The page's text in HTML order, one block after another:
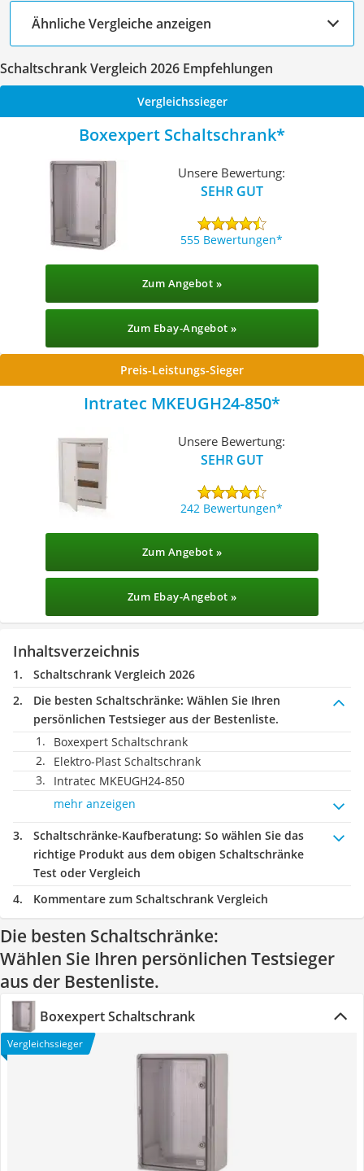
Ähnliche Vergleiche anzeigen
Schaltschrank Vergleich 2026 Empfehlungen
Vergleichssieger
Boxexpert Schaltschrank
Unsere Bewertung:
SEHR GUT
555 Bewertungen
Zum Angebot »
Zum Ebay-Angebot »
Preis-Leistungs-Sieger
Intratec MKEUGH24-850
Unsere Bewertung:
SEHR GUT
242 Bewertungen
Zum Angebot »
Zum Ebay-Angebot »
Inhaltsverzeichnis
Schaltschrank Vergleich 2026
Die besten Schaltschränke: Wählen Sie Ihren
persönlichen Testsieger aus der Bestenliste.
Boxexpert Schaltschrank
Elektro-Plast Schaltschrank
Intratec MKEUGH24-850
mehr anzeigen
Schaltschränke-Kaufberatung: So wählen Sie das
richtige Produkt aus dem obigen Schaltschränke
Test oder Vergleich
Kommentare zum Schaltschrank Vergleich
Die besten Schaltschränke:
Wählen Sie Ihren persönlichen Testsieger
aus der Bestenliste.
Boxexpert Schaltschrank
Vergleichssieger